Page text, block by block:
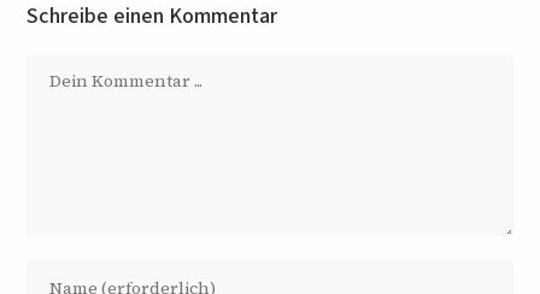
Schreibe einen Kommentar
Kommentar